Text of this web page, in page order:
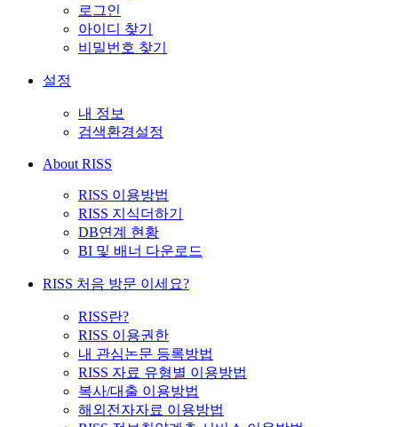
로그인
아이디 찾기
비밀번호 찾기
설정
내 정보
검색환경설정
About RISS
RISS 이용방법
RISS 지식더하기
DB연계 현황
BI 및 배너 다운로드
RISS 처음 방문 이세요?
RISS란?
RISS 이용권한
내 관심논문 등록방법
RISS 자료 유형별 이용방법
복사/대출 이용방법
해외전자자료 이용방법